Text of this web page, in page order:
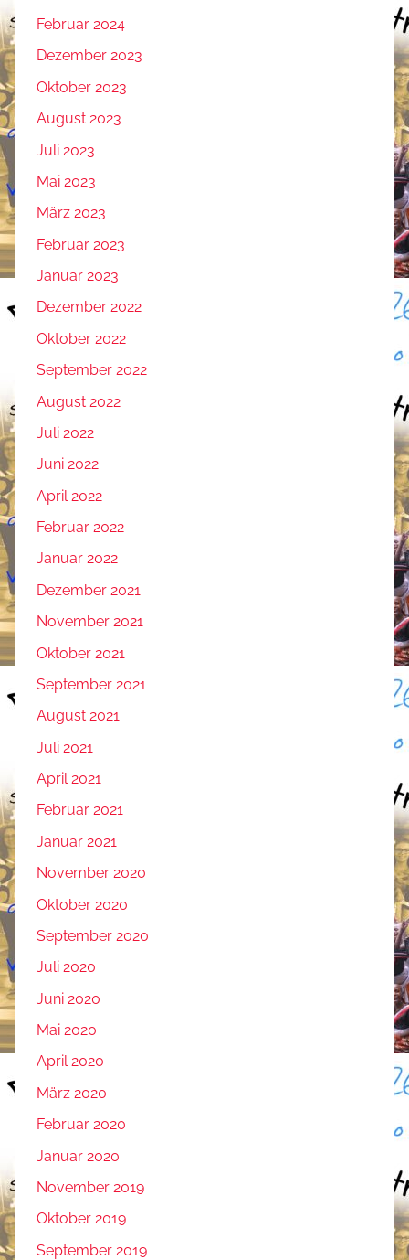
Februar 2024
Dezember 2023
Oktober 2023
August 2023
Juli 2023
Mai 2023
März 2023
Februar 2023
Januar 2023
Dezember 2022
Oktober 2022
September 2022
August 2022
Juli 2022
Juni 2022
April 2022
Februar 2022
Januar 2022
Dezember 2021
November 2021
Oktober 2021
September 2021
August 2021
Juli 2021
April 2021
Februar 2021
Januar 2021
November 2020
Oktober 2020
September 2020
Juli 2020
Juni 2020
Mai 2020
April 2020
März 2020
Februar 2020
Januar 2020
November 2019
Oktober 2019
September 2019